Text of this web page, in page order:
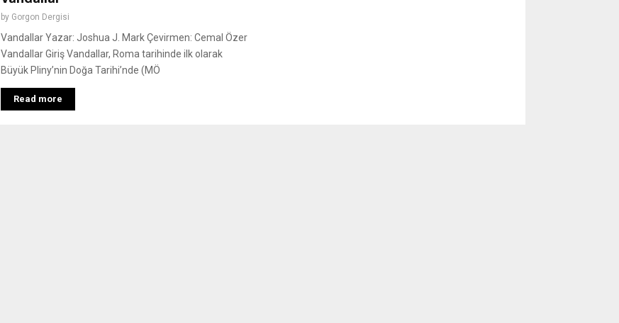
by Gorgon Dergisi
Vandallar Yazar: Joshua J. Mark Çevirmen: Cemal Özer
Vandallar Giriş Vandallar, Roma tarihinde ilk olarak
Büyük Pliny’nin Doğa Tarihi’nde (MÖ
Read more